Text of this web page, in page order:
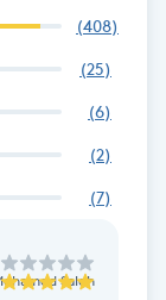
(408)
(25)
(6)
(2)
(7)
Saleh